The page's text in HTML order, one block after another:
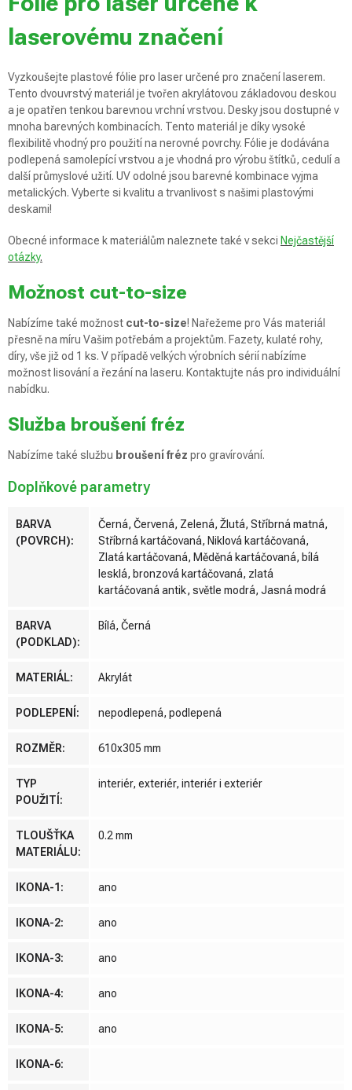
laserovému značení
Vyzkoušejte plastové fólie pro laser určené pro značení laserem.
Tento dvouvrstvý materiál je tvořen akrylátovou základovou deskou
a je opatřen tenkou barevnou vrchní vrstvou. Desky jsou dostupné v
mnoha barevných kombinacích. Tento materiál je díky vysoké
flexibilitě vhodný pro použití na nerovné povrchy. Fólie je dodávána
podlepená samolepící vrstvou a je vhodná pro výrobu štítků, cedulí a
další průmyslové užití. UV odolné jsou barevné kombinace vyjma
metalických. Vyberte si kvalitu a trvanlivost s našimi plastovými
deskami!
Obecné informace k materiálům naleznete také v sekci Nejčastější
otázky.
Možnost cut-to-size
Nabízíme také možnost cut-to-size! Nařežeme pro Vás materiál
přesně na míru Vašim potřebám a projektům. Fazety, kulaté rohy,
díry, vše již od 1 ks. V případě velkých výrobních sérií nabízíme
možnost lisování a řezání na laseru. Kontaktujte nás pro individuální
nabídku.
Služba broušení fréz
Nabízíme také službu broušení fréz pro gravírování.
Doplňkové parametry
BARVA
(POVRCH):
Černá, Červená, Zelená, Žlutá, Stříbrná matná,
Stříbrná kartáčovaná, Niklová kartáčovaná,
Zlatá kartáčovaná, Měděná kartáčovaná, bílá
lesklá, bronzová kartáčovaná, zlatá
kartáčovaná antik, světle modrá, Jasná modrá
BARVA
(PODKLAD):
Bílá, Černá
MATERIÁL: Akrylát
PODLEPENÍ : nepodlepená, podlepená
ROZMĚR: 610x305 mm
TYP
POUŽITÍ :
interiér, exteriér, interiér i exteriér
TLOUŠŤKA
MATERIÁLU:
0.2 mm
IKONA-1 : ano
IKONA-2: ano
IKONA-3: ano
IKONA-4: ano
IKONA-5: ano
IKONA-6: